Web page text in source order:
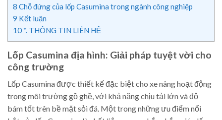
8 Chỗ đứng của lốp Casumina trong ngành công nghiệp
9 Kết luận
10 *. THÔNG TIN LIÊN HỆ
Lốp Casumina địa hình: Giải pháp tuyệt vời cho
công trường
Lốp Casumina được thiết kế đặc biệt cho xe nâng hoạt động
trong môi trường gồ ghề, với khả năng chịu tải lớn và độ
bám tốt trên bề mặt sỏi đá. Một trong những ưu điểm nổi